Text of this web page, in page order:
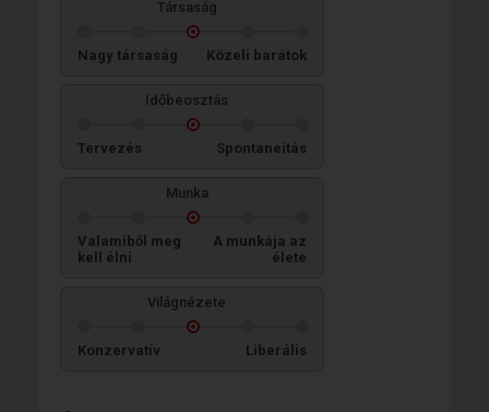
Társaság
Nagy társaság Közeli barátok
Időbeosztás
Tervezés Spontaneitás
Munka
Valamiből meg
kell élni
A munkája az
élete
Világnézete
Konzervatív Liberális